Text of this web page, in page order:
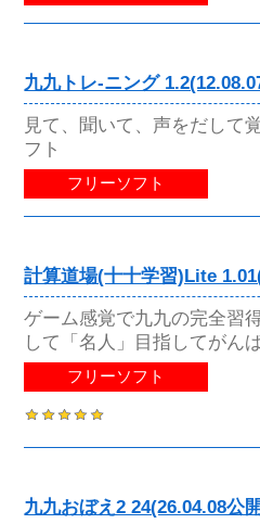
九九トレ-ニング
見て、聞いて、声をだして
フト
フリーソフト
計算道場(十十学習)Lite
ゲーム感覚で九九の完全習
して「名人」目指してがん
フリーソフト
九九おぼえ2 24(26.04.08公